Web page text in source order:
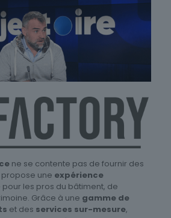
ne se contente pas de fournir des
une expérience
pour les pros du bâtiment, de
Grâce à une gamme de
et des services sur-mesure,